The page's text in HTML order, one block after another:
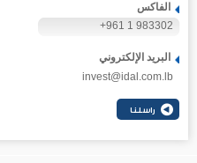
الفاكس
+961 1 983302
البريد الإلكتروني
invest@idal.com.lb